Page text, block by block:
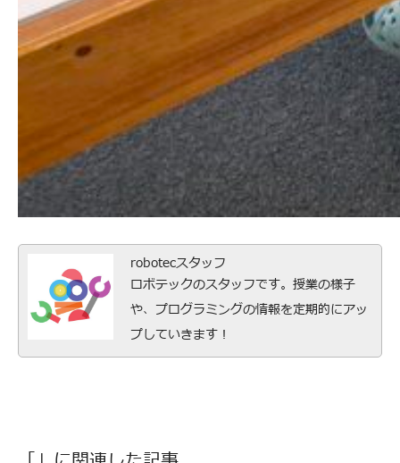
robotecスタッフ
ロボテックのスタッフです。授業の様子
や、プログラミングの情報を定期的にアッ
プしていきます！